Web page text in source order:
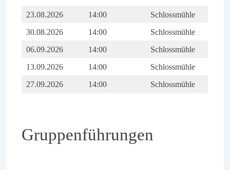
23.08.2026
14:00
Schlossmühle
30.08.2026
14:00
Schlossmühle
06.09.2026
14:00
Schlossmühle
13.09.2026
14:00
Schlossmühle
27.09.2026
14:00 Schlossmühle
Gruppenführungen